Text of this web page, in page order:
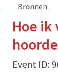
Bronnen
Hoe ik
Event ID: